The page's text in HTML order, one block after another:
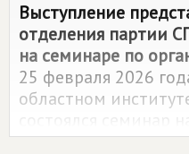
Выступление
отделения партии
на семинаре по
25 февраля 2026
областном
состоялся семинар
работы УИК на